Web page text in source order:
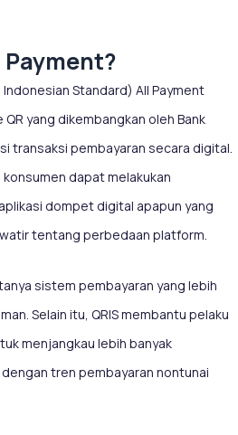
Payment?
Indonesian Standard) All Payment
yang dikembangkan oleh Bank
transaksi pembayaran secara digital.
konsumen dapat melakukan
dompet digital apapun yang
tentang perbedaan platform.
sistem pembayaran yang lebih
Selain itu, QRIS membantu pelaku
menjangkau lebih banyak
tren pembayaran nontunai